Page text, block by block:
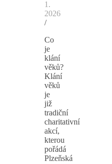
1.
2026
/
Co
je
klání
věků?
Klání
věků
je
již
tradiční
charitativní
akcí,
kterou
pořádá
Plzeňská